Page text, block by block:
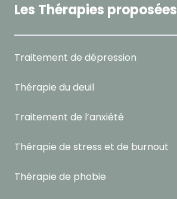
Les Thérapies proposées
Traitement de dépression
Thérapie du deuil
Traitement de l’anxiété
Thérapie de stress et de burnout
Thérapie de phobie